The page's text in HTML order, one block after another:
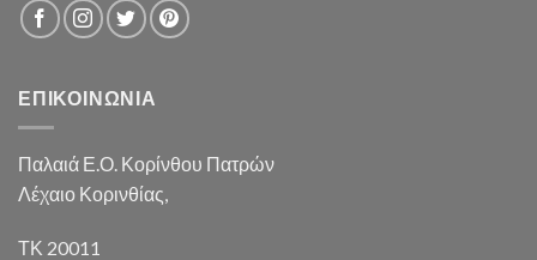
ΕΠΙΚΟΙΝΩΝΙΑ
Παλαιά Ε.Ο. Κορίνθου Πατρών
Λέχαιο Κορινθίας,
ΤΚ 20011